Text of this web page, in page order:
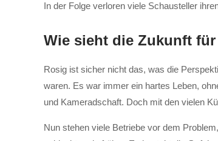
In der Folge verloren viele Schausteller
Wie sieht die Zukunft
Rosig ist sicher nicht das, was die
waren. Es war immer ein hartes Leben,
und Kameradschaft. Doch mit den vielen
Nun stehen viele Betriebe vor dem